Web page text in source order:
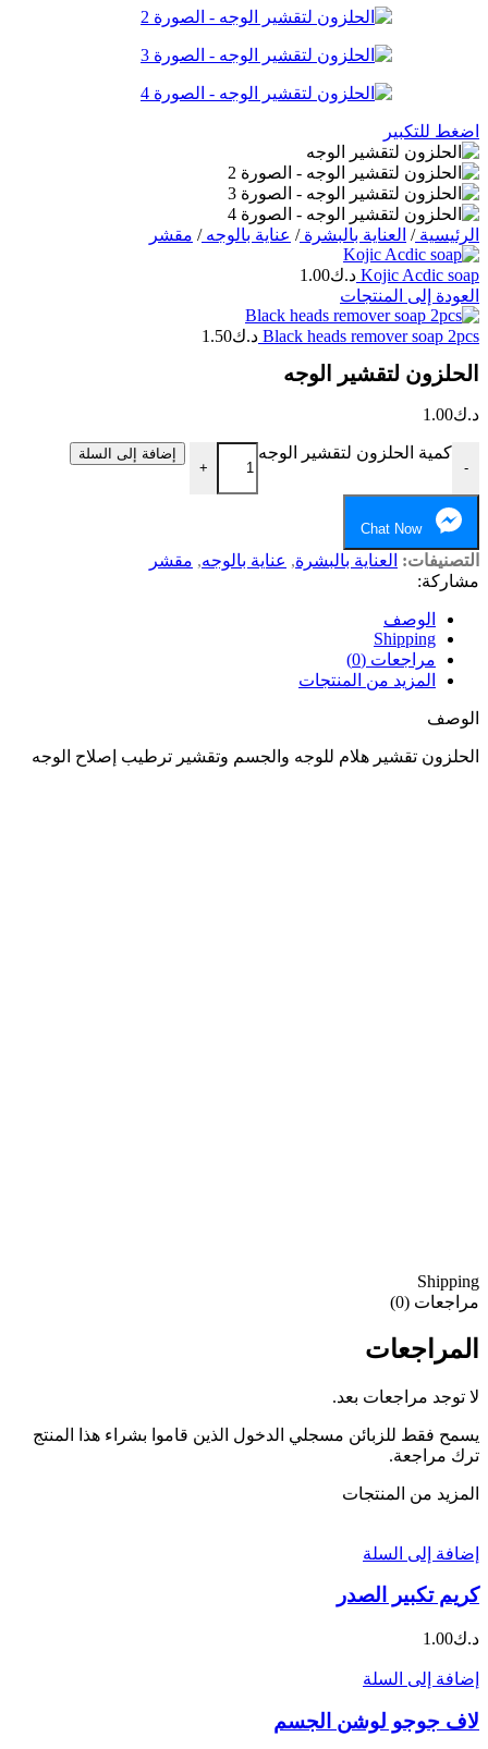
اضغط للتكبير
الرئيسية/ العناية بالبشرة/ عناية بالوجه/ مقشر
Kojic Acdic soap د.ك1.00
العودة إلى المنتجات
Black heads remover soap 2pcs د.ك1.50
الحلزون لتقشير الوجه
د.ك1.00
-
كمية الحلزون لتقشير الوجه
+
إضافة إلى السلة
Chat Now
التصنيفات: العناية بالبشرة, عناية بالوجه, مقشر
مشاركة:
الوصف
Shipping
مراجعات (0)
المزيد من المنتجات
الوصف
الحلزون تقشير هلام للوجه والجسم وتقشير ترطيب إصلاح الوجه
Shipping
مراجعات (0)
المراجعات
لا توجد مراجعات بعد.
يسمح فقط للزبائن مسجلي الدخول الذين قاموا بشراء هذا المنتج
ترك مراجعة.
المزيد من المنتجات
إضافة إلى السلة
كريم تكبير الصدر
د.ك1.00
إضافة إلى السلة
لاف جوجو لوشن الجسم